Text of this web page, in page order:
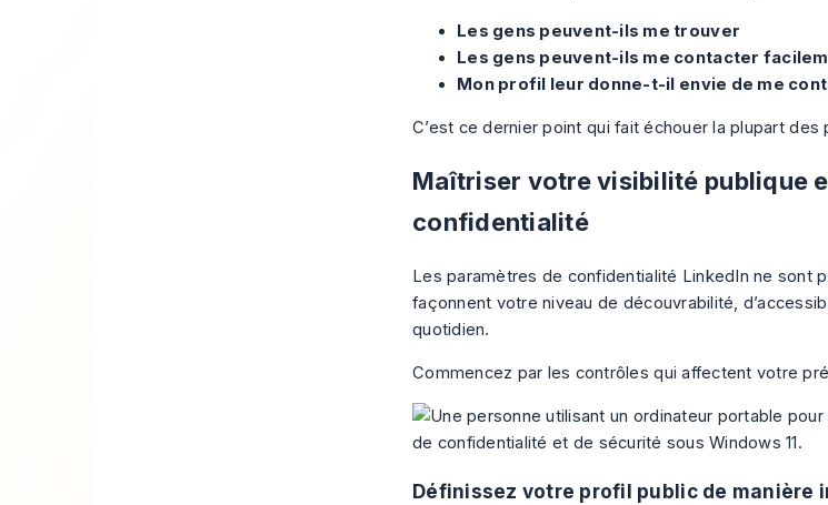
Les gens peuvent-ils me trouver
Les gens peuvent-ils me contacter
Mon profil leur donne-t-il envie de me
C’est ce dernier point qui fait échouer la plupart des
Maîtriser votre visibilité publique
confidentialité
Les paramètres de confidentialité LinkedIn ne sont
façonnent votre niveau de découvrabilité,
quotidien.
Commencez par les contrôles qui affectent votre
Définissez votre profil public de manière